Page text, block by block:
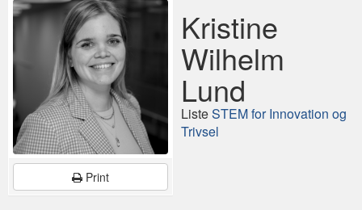
Print
Kristine
Wilhelm
Lund
ListeSTEM for Innovation og
Trivsel